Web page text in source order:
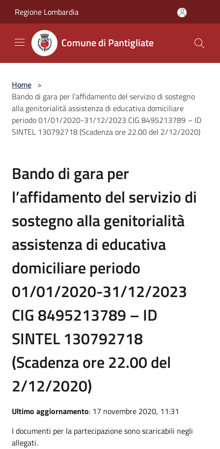
Regione Lombardia
Comune di Pantigliate
Home >
Bando di gara per l’affidamento del servizio di sostegno
alla genitorialità assistenza di educativa domiciliare
periodo 01/01/2020-31/12/2023 CIG 8495213789 – ID
SINTEL 130792718 (Scadenza ore 22.00 del 2/12/2020)
Bando di gara per
l’affidamento del servizio di
sostegno alla genitorialità
assistenza di educativa
domiciliare periodo
01/01/2020-31/12/2023
CIG 8495213789 – ID
SINTEL 130792718
(Scadenza ore 22.00 del
2/12/2020)
Ultimo aggiornamento: 17 novembre 2020, 11:31
I documenti per la partecipazione sono scaricabili negli
allegati.